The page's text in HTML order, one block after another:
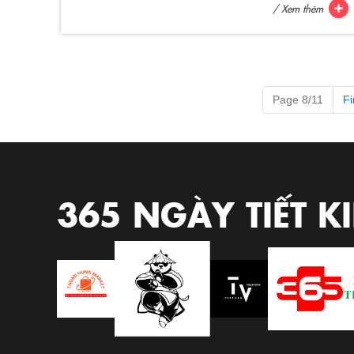
/ Xem thêm
Page 8/11
365 NGÀY TIẾT